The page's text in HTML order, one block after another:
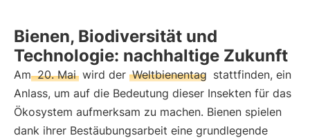
Bienen, Biodiversität und
Technologie: nachhaltige Zukunft
Am 20. Mai wird der Weltbienentag stattfinden, ein
Anlass, um auf die Bedeutung dieser Insekten für das
Ökosystem aufmerksam zu machen. Bienen spielen
dank ihrer Bestäubungsarbeit eine grundlegende